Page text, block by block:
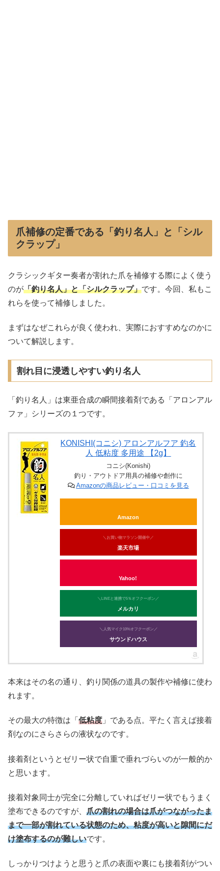
爪補修の定番である「釣り名人」と「シル
クラップ」
クラシックギター奏者が割れた爪を補修する際によく使う
のが「釣り名人」と「シルクラップ」です。今回、私もこ
れらを使って補修しました。
まずはなぜこれらが良く使われ、実際におすすめなのかに
ついて解説します。
割れ目に浸透しやすい釣り名人
「釣り名人」は東亜合成の瞬間接着剤である「アロンアル
ファ」シリーズの１つです。
KONISHI(コニシ) アロンアルフア 釣名
人 低粘度 多用途 【2g】
コニシ(Konishi)
釣り・アウトドア用具の補修や創作に
Amazonの商品レビュー・口コミを見る
Amazon
＼お買い物マラソン開催中／
楽天市場
Yahoo!
＼LINEと連携で5％オフクーポン／
メルカリ
＼人気マイク10%オフクーポン／
サウンドハウス
本来はその名の通り、釣り関係の道具の製作や補修に使わ
れます。
その最大の特徴は「 低粘度 」である点。平たく言えば接着
剤なのにさらさらの液状なのです。
接着剤というとゼリー状で自重で垂れづらいのが一般的か
と思います。
接着対象同士が完全に分離していればゼリー状でもうまく
塗布できるのですが、 爪の割れの場合は爪がつながったま
まで一部が割れている状態のため、粘度が高いと隙間にだ
け塗布するのが難しいです。
しっかりつけようと思うと爪の表面や裏にも接着剤がつい